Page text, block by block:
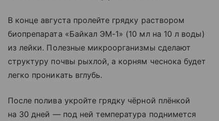
В конце августа пролейте грядку раствором
биопрепарата «Байкал ЭМ-1» (10 мл на 10 л воды)
из лейки. Полезные микроорганизмы сделают
структуру почвы рыхлой, а корням чеснока будет
легко проникать вглубь.
После полива укройте грядку чёрной плёнкой
на 30 дней — под ней температура поднимется